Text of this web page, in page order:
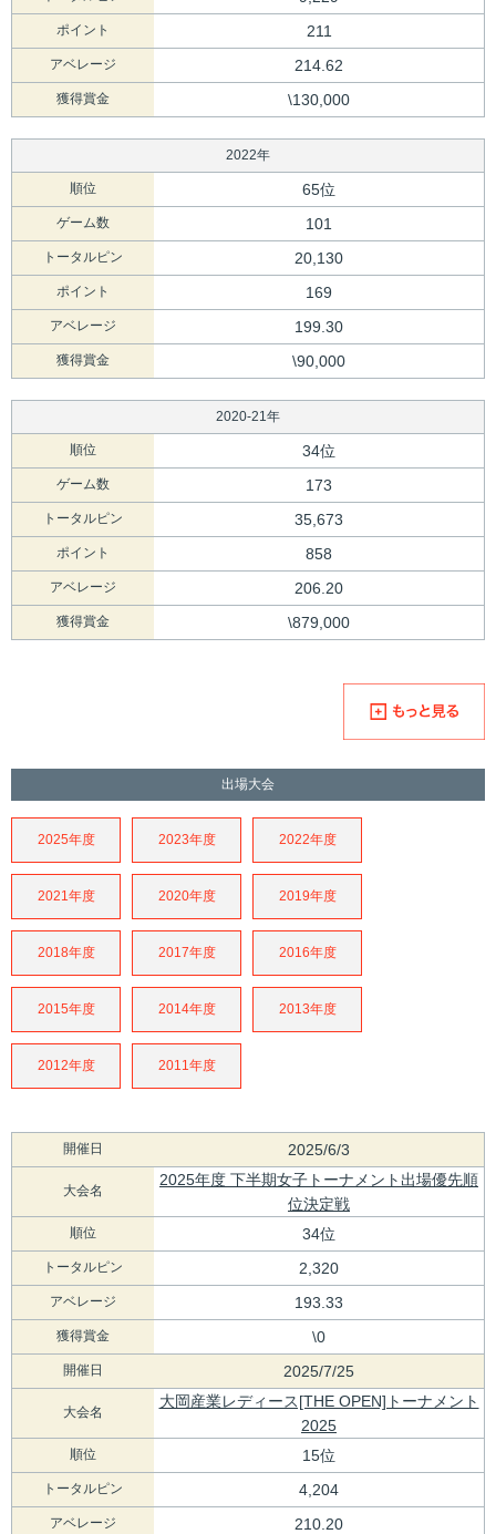
ポイント 211
アベレージ 214.62
獲得賞金 \130,000
2022年
順位 65位
ゲーム数 101
トータルピン 20,130
ポイント 169
アベレージ 199.30
獲得賞金 \90,000
2020-21年
順位 34位
ゲーム数 173
トータルピン 35,673
ポイント 858
アベレージ 206.20
獲得賞金 \879,000
出場大会
2025年度 2023年度 2022年度
2021年度 2020年度 2019年度
2018年度 2017年度 2016年度
2015年度 2014年度 2013年度
2012年度 2011年度
開催日 2025/6/3
大会名
2025年度 下半期女子トーナメント出場優先順
位決定戦
順位 34位
トータルピン 2,320
アベレージ 193.33
獲得賞金 \0
開催日 2025/7/25
大会名
大岡産業レディース[THE OPEN]トーナメント
2025
順位 15位
トータルピン 4,204
アベレージ 210.20